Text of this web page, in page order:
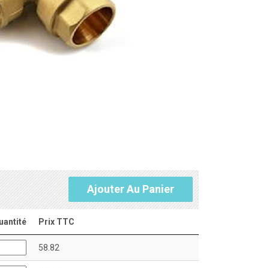
Ajouter Au Panier
Prix TTC
58.82